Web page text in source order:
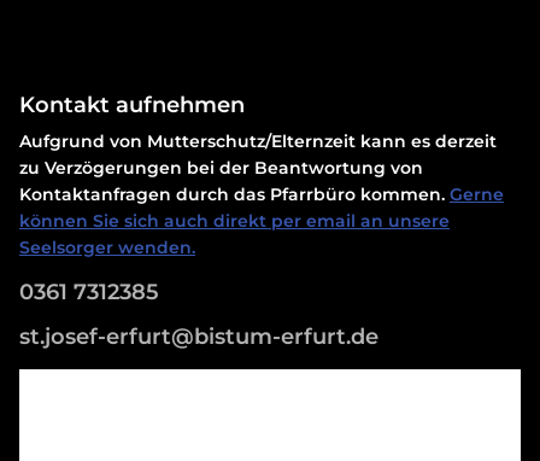
Kontakt aufnehmen
Aufgrund von Mutterschutz/Elternzeit kann es derzeit
zu Verzögerungen bei der Beantwortung von
Kontaktanfragen durch das Pfarrbüro kommen. Gerne
können Sie sich auch direkt per email an unsere
Seelsorger wenden.
0361 7312385
st.josef-erfurt@bistum-erfurt.de